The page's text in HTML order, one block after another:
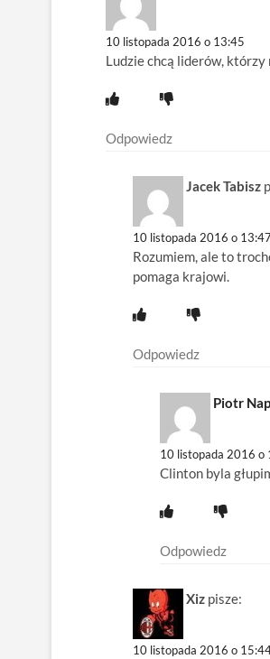
10 listopada 2016 o 13:45
Ludzie chcą liderów,
Odpowiedz
Jacek Tabisz
10 listopada 2016 o 13:47
Rozumiem, ale to
pomaga krajowi.
Odpowiedz
Piotr
10 listopada 2016 o
Clinton byla
Odpowiedz
Xiz pisze:
10 listopada 2016 o